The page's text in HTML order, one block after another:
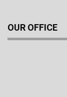
OUR OFFICE